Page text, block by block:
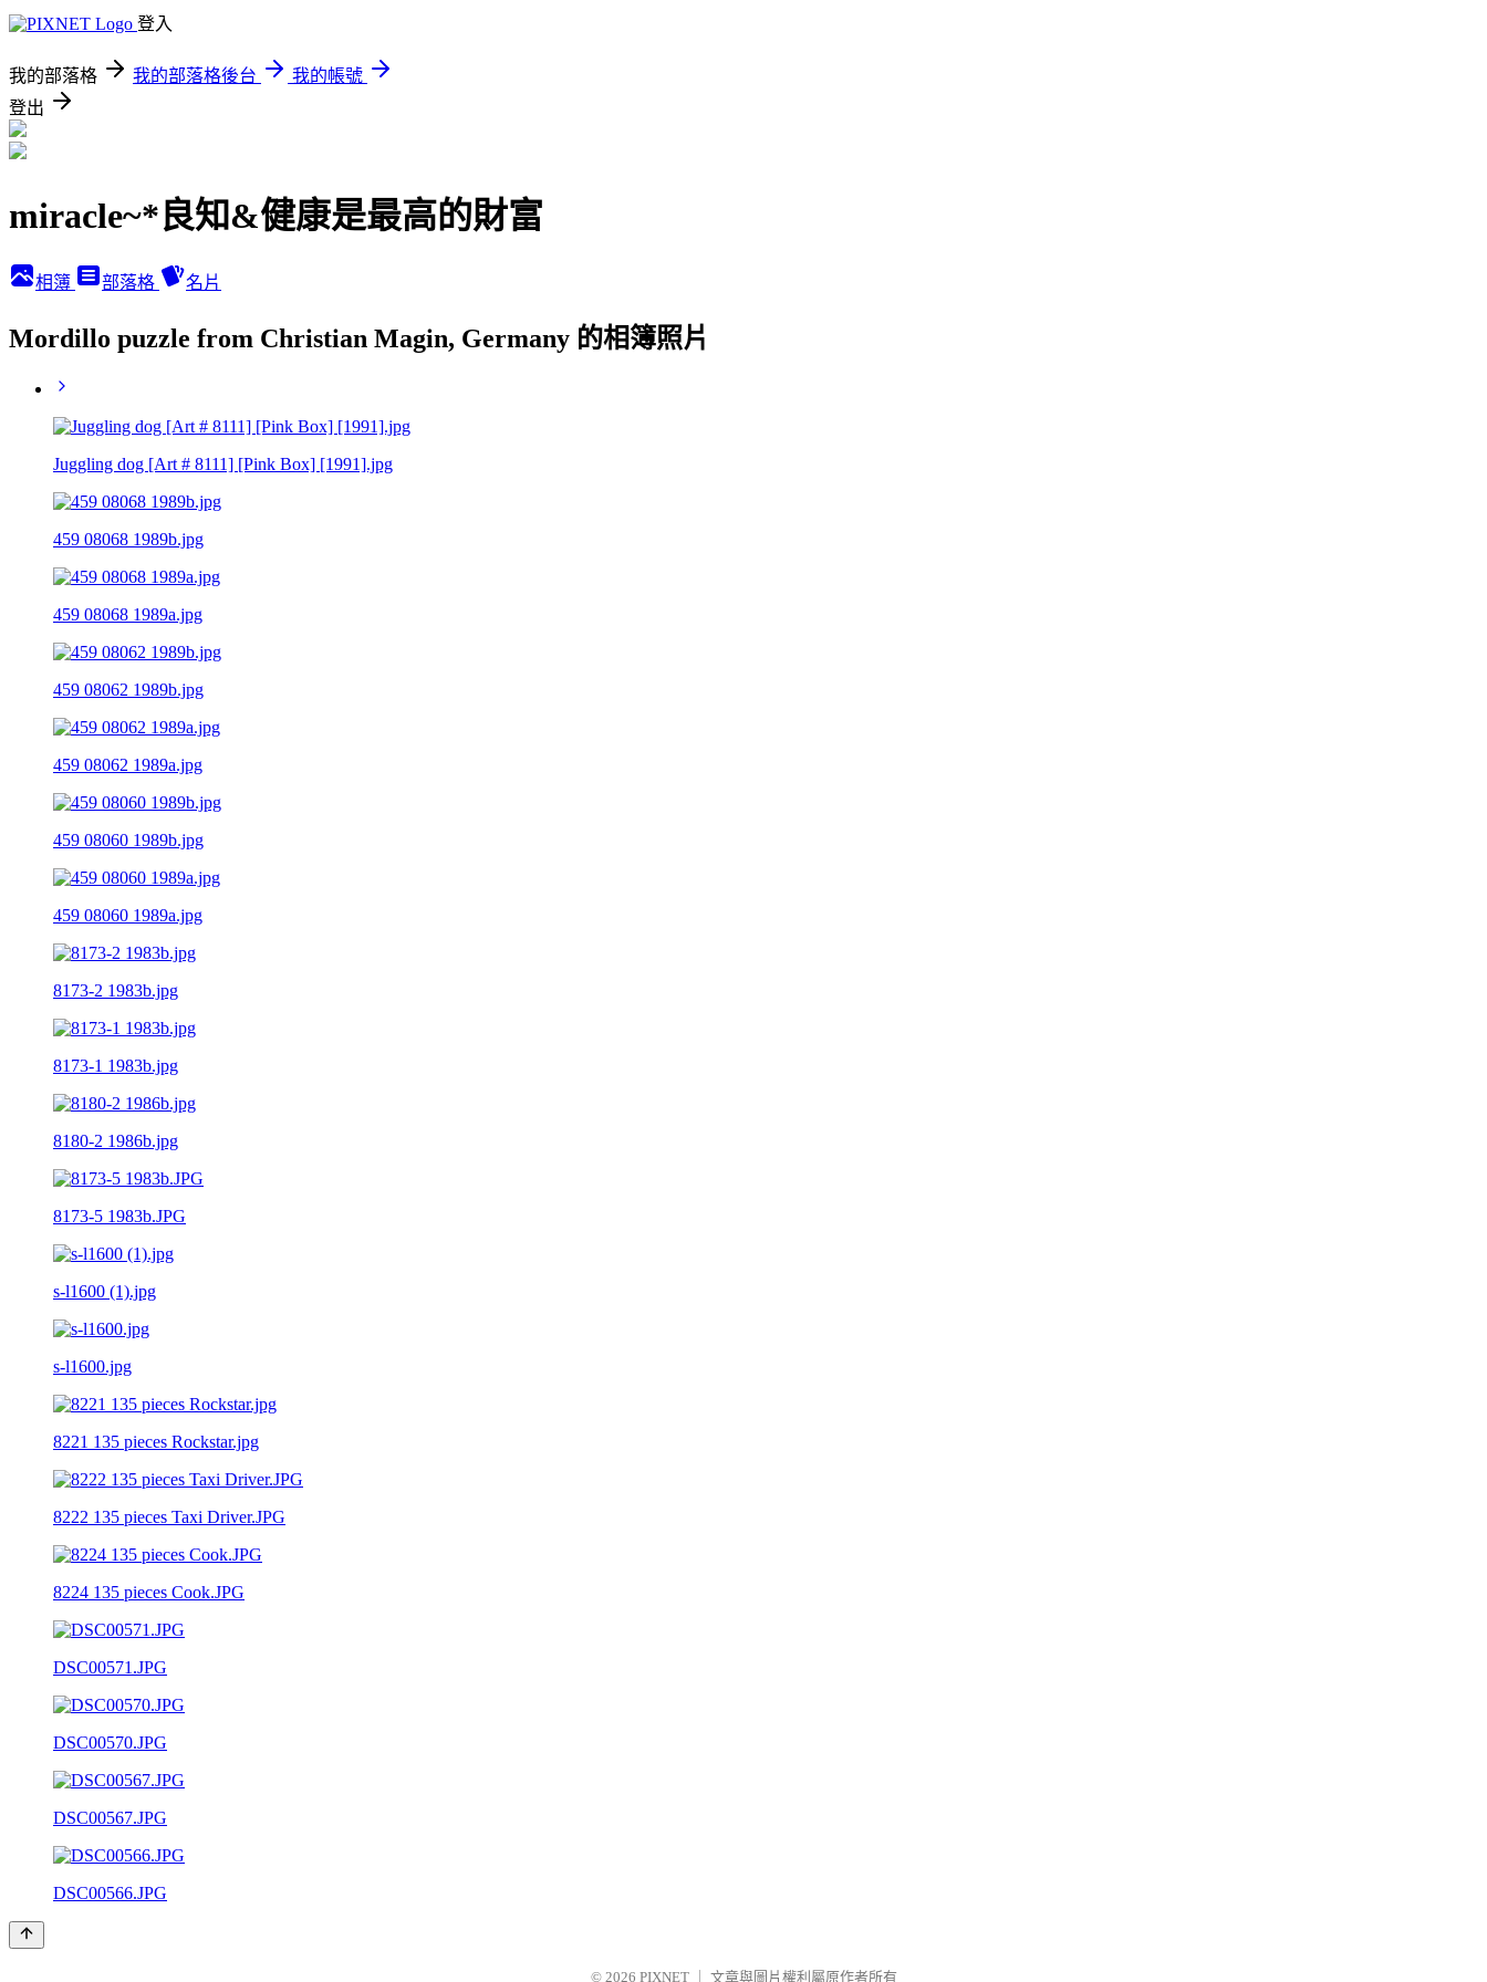
登入
我的部落格 我的部落格後台
我的帳號
登出
miracle~*良知&健康是最高的財富
相簿 部落格 名片
Mordillo puzzle from Christian Magin, Germany 的相簿照片
Juggling dog [Art # 8111] [Pink Box] [1991].jpg
459 08068 1989b.jpg
459 08068 1989a.jpg
459 08062 1989b.jpg
459 08062 1989a.jpg
459 08060 1989b.jpg
459 08060 1989a.jpg
8173-2 1983b.jpg
8173-1 1983b.jpg
8180-2 1986b.jpg
8173-5 1983b.JPG
s-l1600 (1).jpg
s-l1600.jpg
8221 135 pieces Rockstar.jpg
8222 135 pieces Taxi Driver.JPG
8224 135 pieces Cook.JPG
DSC00571.JPG
DSC00570.JPG
DSC00567.JPG
DSC00566.JPG
© 2026 PIXNET 文章與圖片權利屬原作者所有